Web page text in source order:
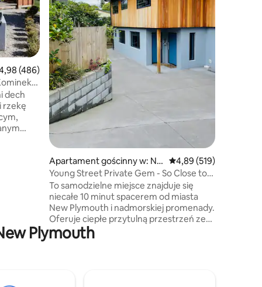
ocena: 4,98 na 5, liczba recenzji: 486
(486)
dech
rzekę
od
Apartament gościnny w: Ne
w Plymouth
Średnia ocena: 4,89
4,89 (519)
Young Street Private Gem - So Close to
Town
To samodzielne miejsce znajduje się
niecałe 10 minut spacerem od miasta
New Plymouth i nadmorskiej promenady.
Oferuje ciepłe przytulną przestrzeń ze
wszystkimi niezbędnymi
udogodnieniami. Posiada oddzielne
Plymouth